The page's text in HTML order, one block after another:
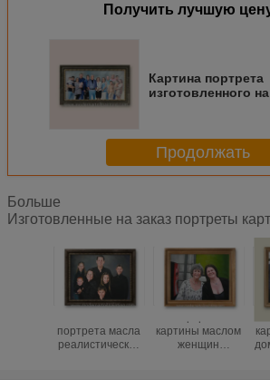
Получить лучшую
Картина портрета
изготовленного
40 80 см
Продолжать
Больше
Изготовленные на заказ портреты
портрета масла
реалистических
картины маслом
женщин